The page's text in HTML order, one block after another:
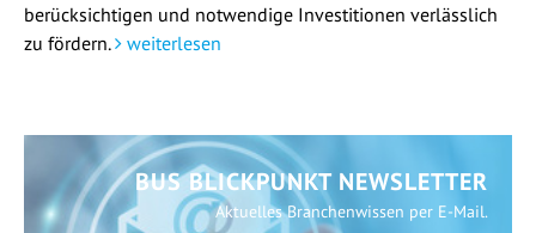
berücksichtigen und notwendige Investitionen verlässlich
zu fördern.
weiterlesen
BUS BLICKPUNKT NEWSLETTER
Aktuelles Branchenwissen per E-Mail.